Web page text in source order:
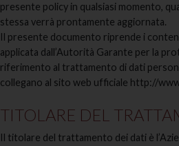
presente policy in qualsiasi momento,
stessa verrà prontamente aggiornata.
Il presente documento riprende i
applicata dall’Autorità Garante per la
riferimento al trattamento di dati
collegano al sito web ufficiale http://
TITOLARE DEL
Il titolare del trattamento dei dati è